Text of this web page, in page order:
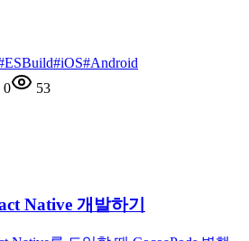
ESBuild#iOS#Android
0 53
Native 개발하기